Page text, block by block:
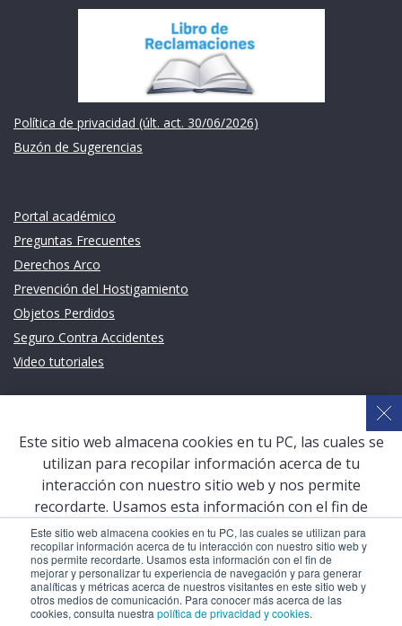
Este sitio web almacena cookies en tu PC, las cuales se utilizan para
recopilar información acerca de tu interacción con nuestro sitio web y
nos permite recordarte. Usamos esta información con el fin de
mejorar y personalizar tu experiencia de navegación y para generar
analíticas y métricas acerca de nuestros visitantes en este sitio web y
otros medios de comunicación. Para conocer más acerca de las
cookies, consulta nuestra política de privacidad y cookies.
Política de privacidad (últ. act. 30/06/2026)
Buzón de Sugerencias
Portal académico
Preguntas Frecuentes
Derechos Arco
Prevención del Hostigamiento
Objetos Perdidos
Seguro Contra Accidentes
Video tutoriales
Sistema de Gestión Académica (SGA)
Defensoría Universitaria
Terceros vinculados
San Pablo Mail
Aula Virtual Pregrado
Aula Virtual Postgrado
Este sitio web almacena cookies en tu PC, las cuales se
utilizan para recopilar información acerca de tu
interacción con nuestro sitio web y nos permite
recordarte. Usamos esta información con el fin de
mejorar y personalizar tu experiencia de navegación y
para generar analíticas y métricas acerca de nuestros
visitantes en este sitio web y otros medios de
comunicación. Para conocer más acerca de las cookies,
consulta nuestrapolítica de privacidad y cookies